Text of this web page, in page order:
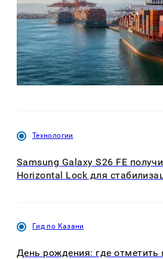
Технологии
Samsung Galaxy S26 FE
Horizontal Lock для
Гид по Казани
День рождения: где отметить